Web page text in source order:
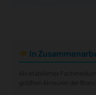
In